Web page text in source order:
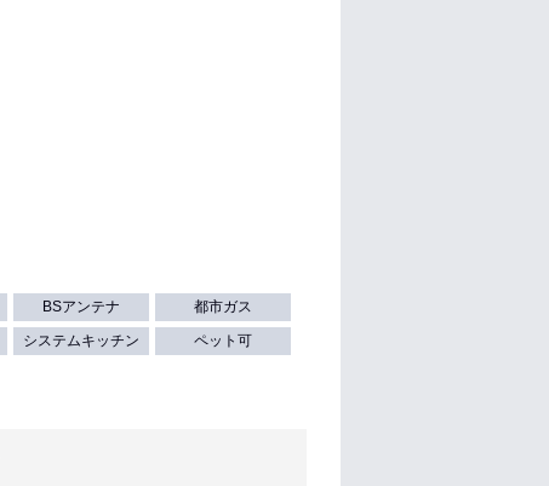
BSアンテナ
都市ガス
システムキッチン
ペット可